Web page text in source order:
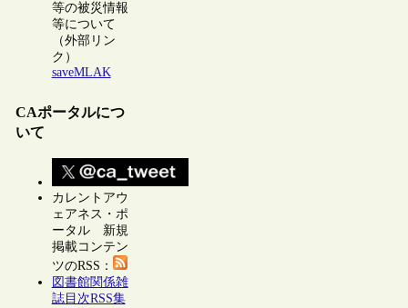
等の被災情報
等について
（外部リン
ク）
saveMLAK
CAポータルにつ
いて
カレントアウ
ェアネス・ポ
ータル 新規
掲載コンテン
ツのRSS：
図書館関係雑
誌目次RSS集